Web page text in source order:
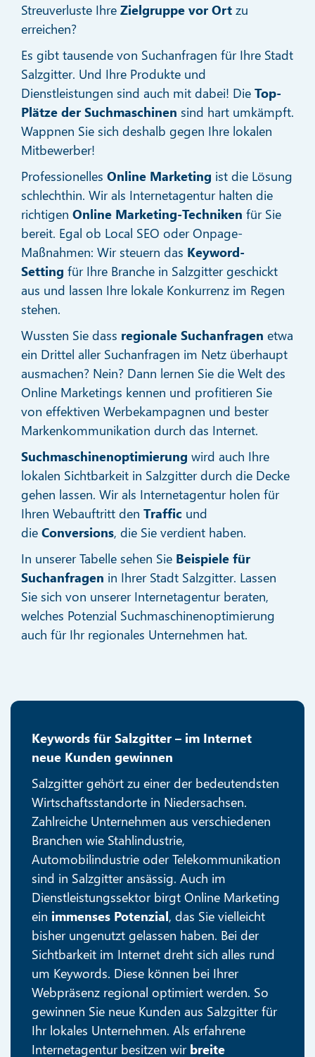
Streuverluste Ihre Zielgruppe vor Ort zu
erreichen?
Es gibt tausende von Suchanfragen für Ihre Stadt
Salzgitter. Und Ihre Produkte und
Dienstleistungen sind auch mit dabei! Die Top-
Plätze der Suchmaschinen sind hart umkämpft.
Wappnen Sie sich deshalb gegen Ihre lokalen
Mitbewerber!
Professionelles Online Marketing ist die Lösung
schlechthin. Wir als Internetagentur halten die
richtigen Online Marketing-Techniken für Sie
bereit. Egal ob Local SEO oder Onpage-
Maßnahmen: Wir steuern das Keyword-
Setting für Ihre Branche in Salzgitter geschickt
aus und lassen Ihre lokale Konkurrenz im Regen
stehen.
Wussten Sie dass regionale Suchanfragen etwa
ein Drittel aller Suchanfragen im Netz überhaupt
ausmachen? Nein? Dann lernen Sie die Welt des
Online Marketings kennen und profitieren Sie
von effektiven Werbekampagnen und bester
Markenkommunikation durch das Internet.
Suchmaschinenoptimierung wird auch Ihre
lokalen Sichtbarkeit in Salzgitter durch die Decke
gehen lassen. Wir als Internetagentur holen für
Ihren Webauftritt den Traffic und
die Conversions, die Sie verdient haben.
In unserer Tabelle sehen Sie Beispiele für
Suchanfragen in Ihrer Stadt Salzgitter. Lassen
Sie sich von unserer Internetagentur beraten,
welches Potenzial Suchmaschinenoptimierung
auch für Ihr regionales Unternehmen hat.
Keywords für Salzgitter – im Internet
neue Kunden gewinnen
Salzgitter gehört zu einer der bedeutendsten
Wirtschaftsstandorte in Niedersachsen.
Zahlreiche Unternehmen aus verschiedenen
Branchen wie Stahlindustrie,
Automobilindustrie oder Telekommunikation
sind in Salzgitter ansässig. Auch im
Dienstleistungssektor birgt Online Marketing
ein immenses Potenzial, das Sie vielleicht
bisher ungenutzt gelassen haben. Bei der
Sichtbarkeit im Internet dreht sich alles rund
um Keywords. Diese können bei Ihrer
Webpräsenz regional optimiert werden. So
gewinnen Sie neue Kunden aus Salzgitter für
Ihr lokales Unternehmen. Als erfahrene
Internetagentur besitzen wir breite